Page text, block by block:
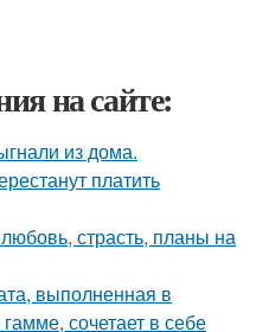
на сайте:
из дома.
платить
страсть, планы на
выполненная в
сочетает в себе